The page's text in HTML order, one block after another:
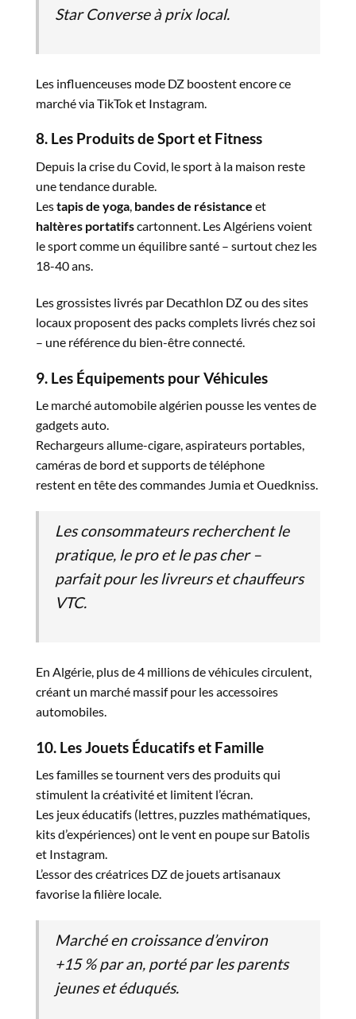
Star Converse à prix local.
Les influenceuses mode DZ boostent encore ce
marché via TikTok et Instagram.
8. Les Produits de Sport et Fitness
Depuis la crise du Covid, le sport à la maison reste
une tendance durable.
Lestapis de yoga, bandes de résistance et
haltères portatifscartonnent. Les Algériens voient
le sport comme un équilibre santé – surtout chez les
18-40 ans.
Les grossistes livrés par Decathlon DZ ou des sites
locaux proposent des packs complets livrés chez soi
– une référence du bien-être connecté.
9. Les Équipements pour Véhicules
Le marché automobile algérien pousse les ventes de
gadgets auto.
Rechargeurs allume-cigare, aspirateurs portables,
caméras de bord et supports de téléphone
restent en tête des commandes Jumia et Ouedkniss.
Les consommateurs recherchentle
pratique, le pro et le pas cher –
parfait pour les livreurs et chauffeurs
VTC.
En Algérie, plus de 4 millions de véhicules circulent,
créant un marché massif pour les accessoires
automobiles.
10. Les Jouets Éducatifs et Famille
Les familles se tournent vers des produits qui
stimulent la créativité et limitent l’écran.
Les jeux éducatifs (lettres, puzzles mathématiques,
kits d’expériences) ont le vent en poupe sur Batolis
et Instagram.
L’essor des créatrices DZ de jouets artisanaux
favorise la filière locale.
Marché en croissanced’environ
+15 % par an, porté par les parents
jeunes et éduqués.